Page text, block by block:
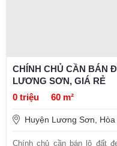
CHÍNH CHỦ CẦN BÁN
LƯƠNG SƠN, GIÁ RẺ
0 triệu
60 m²
Huyện Lương Sơn, Hòa
Chính chủ cần bán lô đất